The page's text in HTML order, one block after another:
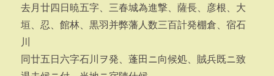
去月廿四日暁五字、三春城為進撃、薩長、彦根、大
垣、忍、館林、黒羽并弊藩人数三百計発棚倉、宿石
川
同廿五日六字石川ヲ発、蓬田ニ向候処、賊兵既ニ致